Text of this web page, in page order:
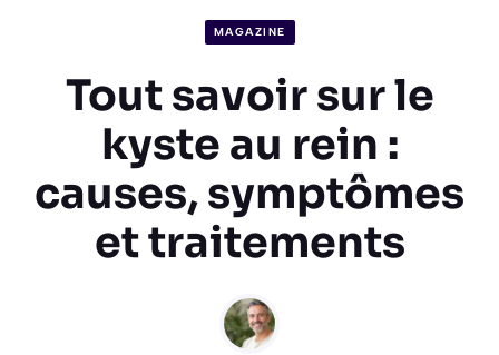
MAGAZINE
Tout savoir sur le
kyste au rein :
causes, symptômes
et traitements